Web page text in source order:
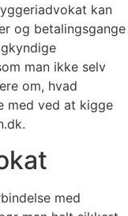
kan
og betalingsgange
man ikke selv
om, hvad
med ved at kigge
med